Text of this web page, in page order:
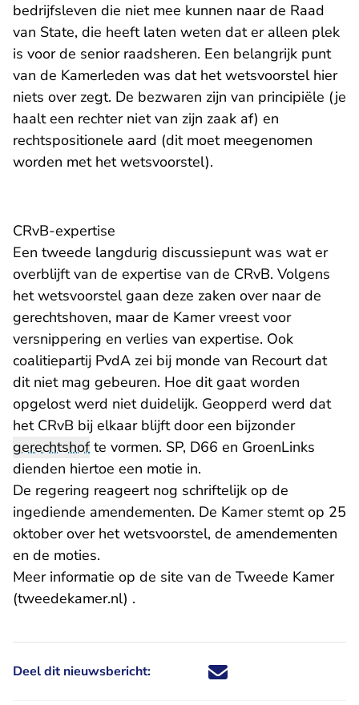
bedrijfsleven die niet mee kunnen naar de Raad
van State, die heeft laten weten dat er alleen plek
is voor de senior raadsheren. Een belangrijk punt
van de Kamerleden was dat het wetsvoorstel hier
niets over zegt. De bezwaren zijn van principiële (je
haalt een rechter niet van zijn zaak af) en
rechtspositionele aard (dit moet meegenomen
worden met het wetsvoorstel).
CRvB-expertise
Een tweede langdurig discussiepunt was wat er
overblijft van de expertise van de CRvB. Volgens
het wetsvoorstel gaan deze zaken over naar de
gerechtshoven, maar de Kamer vreest voor
versnippering en verlies van expertise. Ook
coalitiepartij PvdA zei bij monde van Recourt dat
dit niet mag gebeuren. Hoe dit gaat worden
opgelost werd niet duidelijk. Geopperd werd dat
het CRvB bij elkaar blijft door een bijzonder
gerechtshofte vormen. SP, D66 en GroenLinks
dienden hiertoe een motie in.
De regering reageert nog schriftelijk op de
ingediende amendementen. De Kamer stemt op 25
oktober over het wetsvoorstel, de amendementen
en de moties.
Meer informatie op de site van de Tweede Kamer
(tweedekamer.nl) - U verlaat Rechtspraak.nl
.
Deel dit nieuwsbericht: Deel dit nieuwsbericht via X -
Deel dit nieuwsbericht via
Deel dit nieuwsbericht
Deel dit